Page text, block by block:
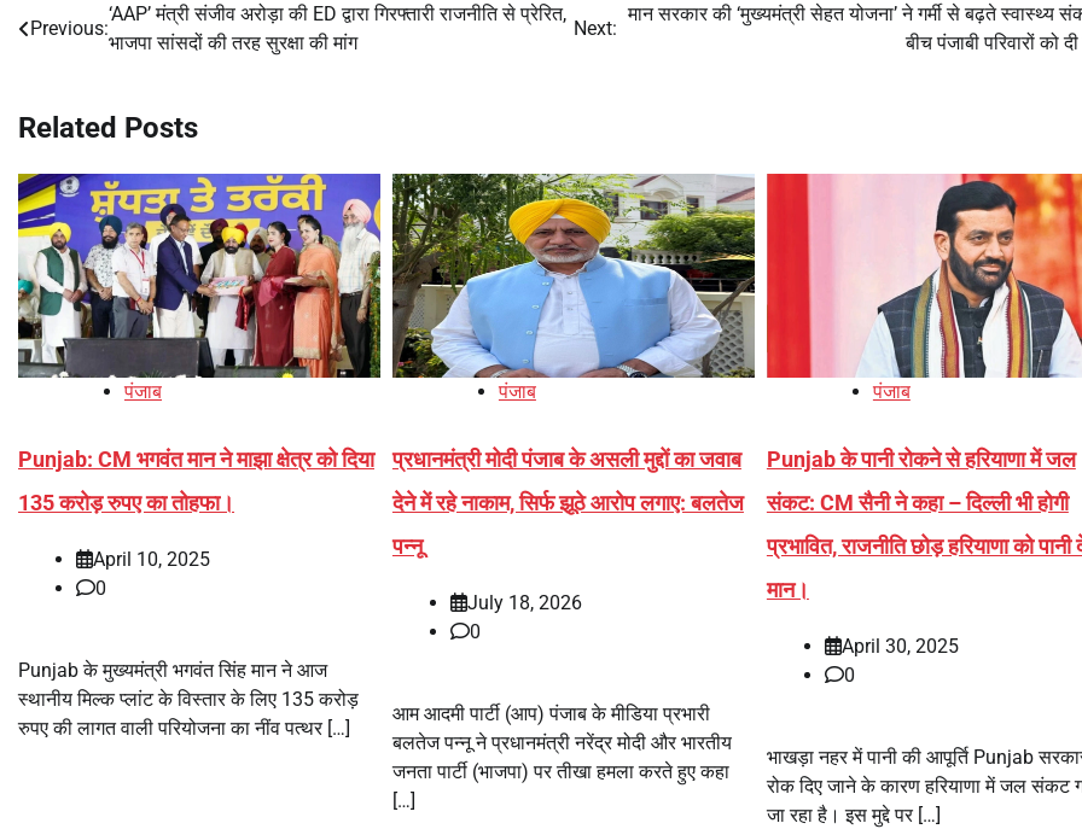
Post
Previous:
‘AAP’ मंत्री संजीव अरोड़ा की ED द्वारा गिरफ्तारी राजनीति से प्रेरित,
भाजपा सांसदों की तरह सुरक्षा की मांग
Next:
मान सरकार की ‘मुख्यमंत्री सेहत योजना’ ने गर्मी से बढ़ते स्वास्थ्य
बीच पंजाबी परिवारों को
Related Posts
पंजाब
Punjab: CM भगवंत मान ने माझा क्षेत्र को दिया
135 करोड़ रुपए का तोहफा।
April 10, 2025
0
Punjab के मुख्यमंत्री भगवंत सिंह मान ने आज
स्थानीय मिल्क प्लांट के विस्तार के लिए 135 करोड़
रुपए की लागत वाली परियोजना का नींव पत्थर […]
पंजाब
प्रधानमंत्री मोदी पंजाब के असली मुद्दों का जवाब
देने में रहे नाकाम, सिर्फ झूठे आरोप लगाए: बलतेज
पन्नू
July 18, 2026
0
आम आदमी पार्टी (आप) पंजाब के मीडिया प्रभारी
बलतेज पन्नू ने प्रधानमंत्री नरेंद्र मोदी और भारतीय
जनता पार्टी (भाजपा) पर तीखा हमला करते हुए कहा
[…]
पंजाब
Punjab के पानी रोकने से हरियाणा में जल
संकट: CM सैनी ने कहा – दिल्ली भी होगी
प्रभावित, राजनीति छोड़ हरियाणा को पानी
मान।
April 30, 2025
0
भाखड़ा नहर में पानी की आपूर्ति Punjab सरकार
रोक दिए जाने के कारण हरियाणा में जल संकट
जा रहा है। इस मुद्दे पर […]